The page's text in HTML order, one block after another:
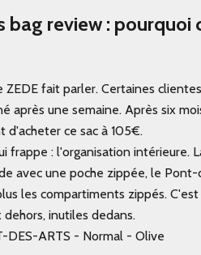
review : pourquoi
fait parler. Certaines
après une semaine. Après six
d'acheter ce sac à 105€.
frappe : l'organisation intérieure.
avec une poche zippée, le
les compartiments zippés.
inutiles dedans.
DES-ARTS - Normal - Olive